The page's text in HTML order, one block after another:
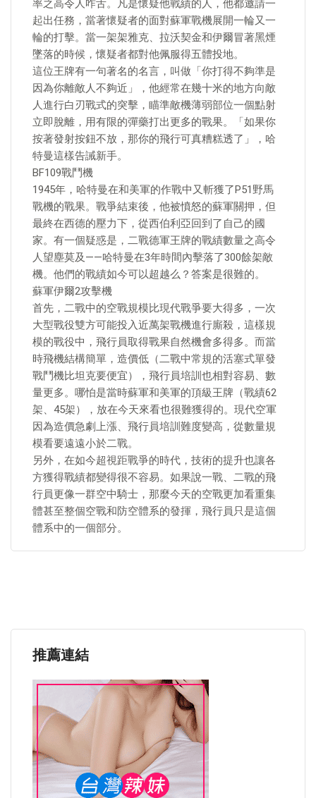
率之高令人咋舌。凡是懷疑他戰績的人，他都邀請一
起出任務，當著懷疑者的面對蘇軍戰機展開一輪又一
輪的打擊。當一架架雅克、拉沃契金和伊爾冒著黑煙
墜落的時候，懷疑者都對他佩服得五體投地。
這位王牌有一句著名的名言，叫做「你打得不夠準是
因為你離敵人不夠近」，他經常在幾十米的地方向敵
人進行白刃戰式的突擊，瞄準敵機薄弱部位一個點射
立即脫離，用有限的彈藥打出更多的戰果。「如果你
按著發射按鈕不放，那你的飛行可真糟糕透了」，哈
特曼這樣告誡新手。
BF109戰鬥機
1945年，哈特曼在和美軍的作戰中又斬獲了P51野馬
戰機的戰果。戰爭結束後，他被憤怒的蘇軍關押，但
最終在西德的壓力下，從西伯利亞回到了自己的國
家。有一個疑惑是，二戰德軍王牌的戰績數量之高令
人望塵莫及——哈特曼在3年時間內擊落了300餘架敵
機。他們的戰績如今可以超越么？答案是很難的。
蘇軍伊爾2攻擊機
首先，二戰中的空戰規模比現代戰爭要大得多，一次
大型戰役雙方可能投入近萬架戰機進行廝殺，這樣規
模的戰役中，飛行員取得戰果自然機會多得多。而當
時飛機結構簡單，造價低（二戰中常規的活塞式單發
戰鬥機比坦克要便宜），飛行員培訓也相對容易、數
量更多。哪怕是當時蘇軍和美軍的頂級王牌（戰績62
架、45架），放在今天來看也很難獲得的。現代空軍
因為造價急劇上漲、飛行員培訓難度變高，從數量規
模看要遠遠小於二戰。
另外，在如今超視距戰爭的時代，技術的提升也讓各
方獲得戰績都變得很不容易。如果說一戰、二戰的飛
行員更像一群空中騎士，那麼今天的空戰更加看重集
體甚至整個空戰和防空體系的發揮，飛行員只是這個
體系中的一個部分。
推薦連結